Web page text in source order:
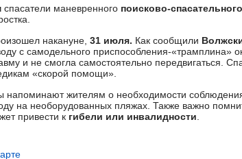
спасатели маневренного поисково-
накануне, 31 июля. Как сообщили
с самодельного приспособления-«трамплина»
и не смогла самостоятельно передвигаться.
«скорой помощи».
напоминают жителям о необходимости
на необорудованных пляжах. Также важно
привести к гибели или инвалидности